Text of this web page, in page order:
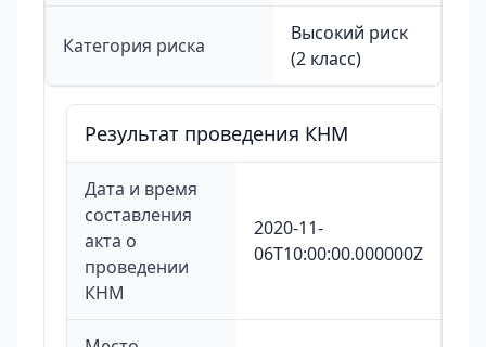
Категория риска
Высокий риск
(2 класс)
Результат проведения КНМ
Дата и время
составления
акта о
проведении
КНМ
2020-11-
06T10:00:00.000000Z